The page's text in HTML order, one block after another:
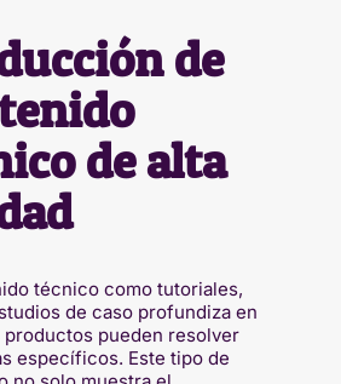
de
de alta
técnico como tutoriales,
de caso profundiza en
productos pueden resolver
específicos. Este tipo de